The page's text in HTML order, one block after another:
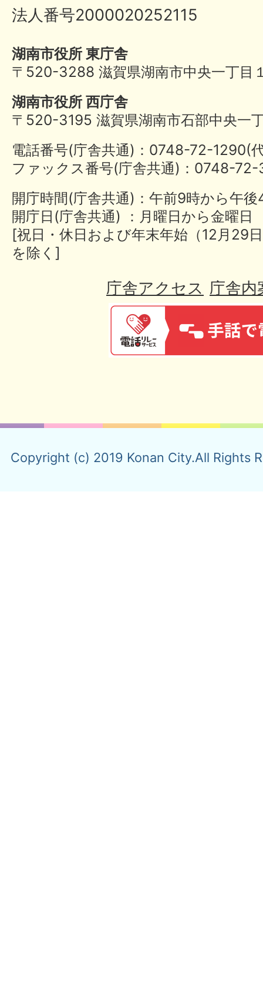
法人番号2000020252115
湖南市役所 東庁舎
〒520-3288 滋賀県湖南市中央一丁目
湖南市役所 西庁舎
〒520-3195 滋賀県湖南市石部中央一
電話番号(庁舎共通)：0748-72-
ファックス番号(庁舎共通)：0748-
開庁時間(庁舎共通)：午前9時から午
開庁日(庁舎共通) ：月曜日から金曜日
[祝日・休日および年末年始（12月29
を除く]
庁舎アクセス 庁舎内
Copyright (c) 2019 Konan City.All Rights